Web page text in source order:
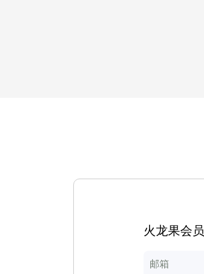
火龙果会员